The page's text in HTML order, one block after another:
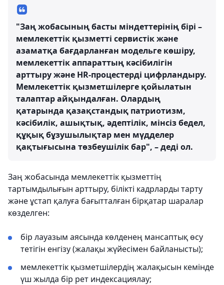
"Заң жобасының басты міндеттерінің бірі –
мемлекеттік қызметті сервистік және
азаматқа бағдарланған модельге көшіру,
мемлекеттік аппараттың кәсібилігін
арттыру және HR-процестерді цифрландыру.
Мемлекеттік қызметшілерге қойылатын
талаптар айқындалған. Олардың
қатарында қазақстандық патриотизм,
кәсібилік, ашықтық, әдептілік, мінсіз бедел,
құқық бұзушылықтар мен мүдделер
қақтығысына төзбеушілік бар", – деді ол.
Заң жобасында мемлекеттік қызметтің
тартымдылығын арттыру, білікті кадрларды тарту
және ұстап қалуға бағытталған бірқатар шаралар
көзделген:
бір лауазым аясында көлденең мансаптық өсу
тетігін енгізу (жалақы жүйесімен байланысты);
мемлекеттік қызметшілердің жалақысын кемінде
үш жылда бір рет индексациялау;